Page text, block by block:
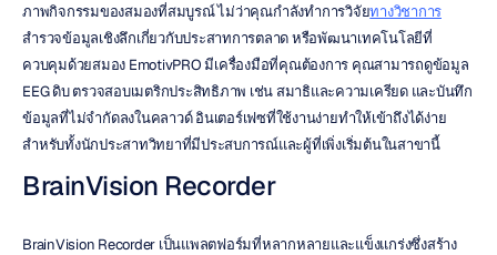
ภาพกิจกรรมของสมองที่สมบูรณ์ ไม่ว่าคุณกำลังทำการวิจัยทางวิชาการ
สำรวจข้อมูลเชิงลึกเกี่ยวกับประสาทการตลาด หรือพัฒนาเทคโนโลยีที่
ควบคุมด้วยสมอง EmotivPRO มีเครื่องมือที่คุณต้องการ คุณสามารถดูข้อมูล
EEG ดิบ ตรวจสอบเมตริกประสิทธิภาพ เช่น สมาธิและความเครียด และบันทึก
ข้อมูลที่ไม่จำกัดลงในคลาวด์ อินเตอร์เฟซที่ใช้งานง่ายทำให้เข้าถึงได้ง่าย
สำหรับทั้งนักประสาทวิทยาที่มีประสบการณ์และผู้ที่เพิ่งเริ่มต้นในสาขานี้
BrainVision Recorder
BrainVision Recorder เป็นแพลตฟอร์มที่หลากหลายและแข็งแกร่งซึ่งสร้าง